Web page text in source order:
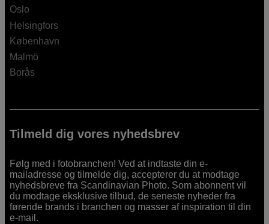
Oslo
Helsingfors
København
Malmö
Borås
Tilmeld dig vores nyhedsbrev
Følg med i fotobranchen! Ved at indtaste din e-
mailadresse og tilmelde dig, accepterer du at modtage
nyhedsbreve fra Scandinavian Photo. Som abonnent vil
du modtage eksklusive tilbud, de seneste nyheder fra
førende brands i branchen og masser af inspiration til din
e-mail.